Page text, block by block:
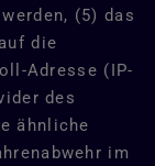
(5) das
die
Adresse (IP-
des
ähnliche
im